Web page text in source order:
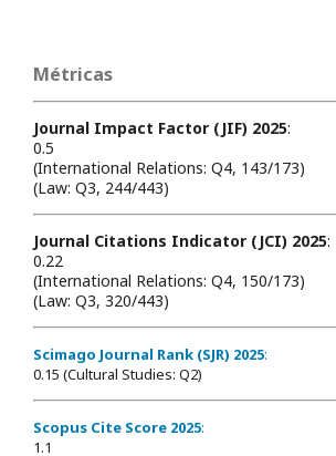
Métricas
Journal Impact Factor (JIF) 2025:
0.5
(International Relations: Q4, 143/173)
(Law: Q3, 244/443)
Journal Citations Indicator (JCI) 2025:
0.22
(International Relations: Q4, 150/173)
(Law: Q3, 320/443)
Scimago Journal Rank (SJR) 2025:
0.15 (Cultural Studies: Q2)
Scopus Cite Score 2025:
1.1